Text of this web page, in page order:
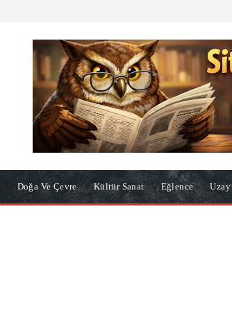
Doğa Ve Çevre Kültür Sanat Eğlence Uzay